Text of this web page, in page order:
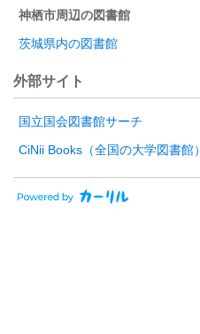
神栖市周辺の図書館
茨城県内の図書館
外部サイト
国立国会図書館サーチ
CiNii Books（全国の大学図書館）